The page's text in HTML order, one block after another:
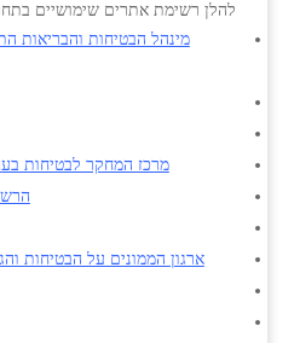
להלן רשימת אתרים שימושיים
מינהל הבטיחות והבריאות
מרכז המחקר לבטיחות
ארגון הממונים על הבטיחות